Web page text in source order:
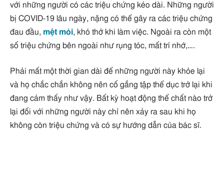
với những người có các triệu chứng kéo dài. Những người
bị COVID-19 lâu ngày, nặng có thể gây ra các triệu chứng
đau đầu, mệt mỏi, khó thở khi làm việc. Ngoài ra còn một
số triệu chứng bên ngoài như rụng tóc, mất trí nhớ,….
Phải mất một thời gian dài để những người này khỏe lại
và họ chắc chắn không nên cố gắng tập thể dục trở lại khi
đang cảm thấy như vậy. Bất kỳ hoạt động thể chất nào trở
lại đối với những người này chỉ nên xảy ra sau khi họ
không còn triệu chứng và có sự hướng dẫn của bác sĩ.